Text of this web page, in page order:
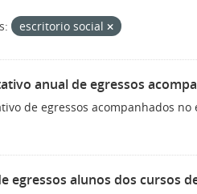
escritorio social
anual de egressos
de egressos acompanhados
egressos alunos dos cursos